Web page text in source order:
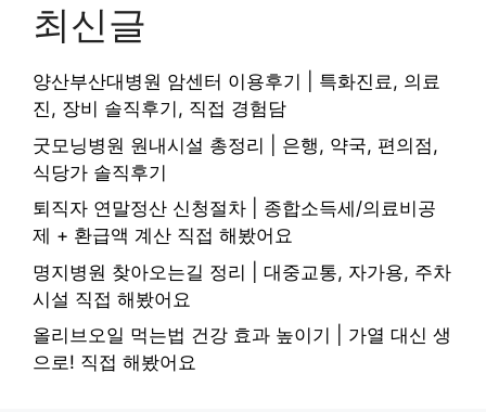
최신글
양산부산대병원 암센터 이용후기 | 특화진료, 의료
진, 장비 솔직후기, 직접 경험담
굿모닝병원 원내시설 총정리 | 은행, 약국, 편의점,
식당가 솔직후기
퇴직자 연말정산 신청절차 | 종합소득세/의료비공
제 + 환급액 계산 직접 해봤어요
명지병원 찾아오는길 정리 | 대중교통, 자가용, 주차
시설 직접 해봤어요
올리브오일 먹는법 건강 효과 높이기 | 가열 대신 생
으로! 직접 해봤어요